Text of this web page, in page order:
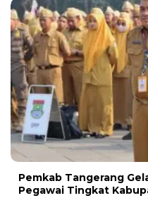
Pemkab Tangerang
Pegawai Tingkat